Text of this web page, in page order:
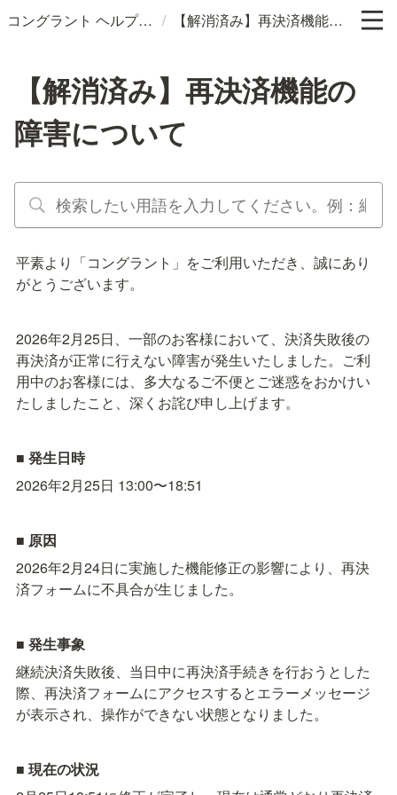
コングラント ヘルプサイト / 【解消済み】再決済機能の障害について
【解消済み】再決済機能の
障害について
平素より「コングラント」をご利用いただき、誠にあり
がとうございます。
2026年2月25日、一部のお客様において、決済失敗後の
再決済が正常に行えない障害が発生いたしました。ご利
用中のお客様には、多大なるご不便とご迷惑をおかけい
たしましたこと、深くお詫び申し上げます。
■ 発生日時
2026年2月25日 13:00〜18:51
■ 原因
2026年2月24日に実施した機能修正の影響により、再決
済フォームに不具合が生じました。
■ 発生事象
継続決済失敗後、当日中に再決済手続きを行おうとした
際、再決済フォームにアクセスするとエラーメッセージ
が表示され、操作ができない状態となりました。
■ 現在の状況